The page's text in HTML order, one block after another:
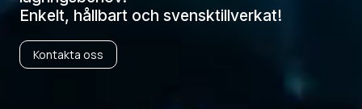
Enkelt, hållbart och svensktillverkat!
Kontakta oss